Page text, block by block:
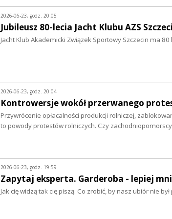
2026-06-23, godz. 20:05
Jubileusz 80-lecia Jacht Klubu AZS
Jacht Klub Akademicki Związek Sportowy Szczecin ma 80
2026-06-23, godz. 20:04
Kontrowersje wokół przerwanego
Przywrócenie opłacalności produkcji rolniczej,
to powody protestów rolniczych. Czy
2026-06-23, godz. 19:59
Zapytaj eksperta. Garderoba - lepiej
Jak cię widzą tak cię piszą. Co zrobić, by nasz ubiór nie